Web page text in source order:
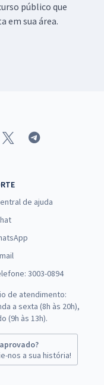
público que
em sua área.
de ajuda
3003-0894
de atendimento:
a sexta (8h às 20h),
(9h às 13h).
nos a sua história!